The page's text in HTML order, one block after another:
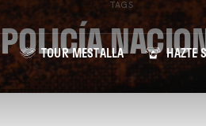
TOUR MESTALLA HAZTE
TAGS
POLICÍA